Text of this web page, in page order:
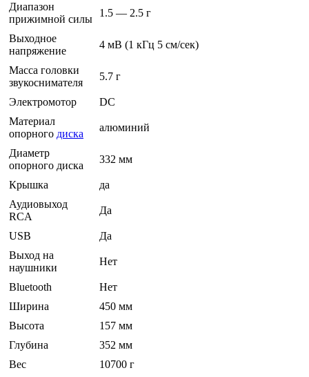
Диапазон
прижимной силы
1.5 — 2.5 г
Выходное
напряжение
4 мВ (1 кГц 5 см/сек)
Масса головки
звукоснимателя
5.7 г
Электромотор
DC
Материал
опорного диска
алюминий
Диаметр
опорного диска
332 мм
Крышка
да
Аудиовыход
RCA
Да
USB
Да
Выход на
наушники
Нет
Bluetooth
Нет
Ширина
450 мм
Высота
157 мм
Глубина
352 мм
Вес
10700 г